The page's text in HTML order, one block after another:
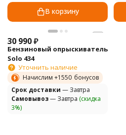
В корзину
30 990₽
Бензиновый опрыскиватель
Solo 434
Уточнить наличие
Начислим +1550 бонусов
Cрок доставки — Завтра
Самовывоз— Завтра (скидка
3%)